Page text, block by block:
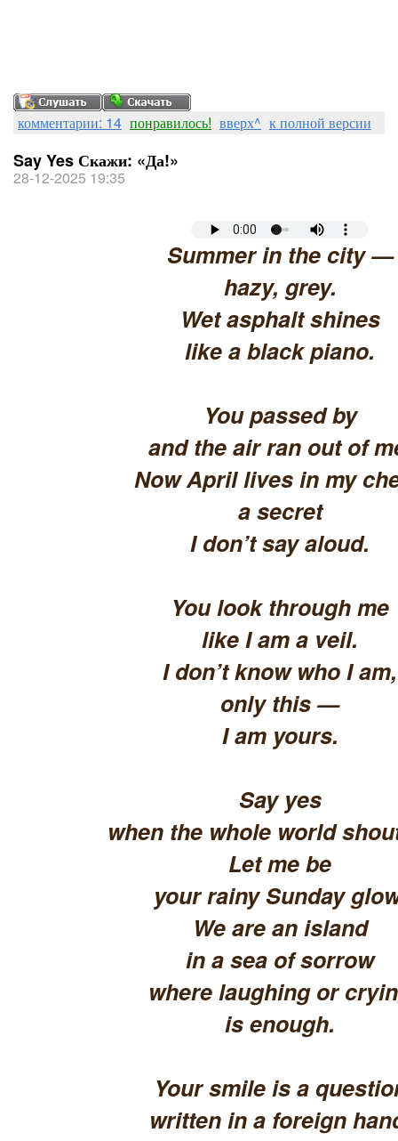
комментарии: 14 понравилось! вверх^ к полной версии
Say Yes Скажи: «Да!»
28-12-2025 19:35
Summer in the city —
hazy, grey.
Wet asphalt shines
like a black piano.
You passed by
and the air ran out of
Now April lives in my
a secret
I don’t say aloud.
You look through me
like I am a veil.
I don’t know who I am,
only this —
I am yours.
Say yes
when the whole world
Let me be
your rainy Sunday
We are an island
in a sea of sorrow
where laughing or
is enough.
Your smile is a
written in a foreign